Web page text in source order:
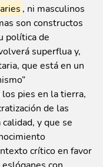
, ni masculinos
son constructos
política de
superflua y,
que está en un
”
pies en la tierra,
de las
y que se
crítico en favor
con